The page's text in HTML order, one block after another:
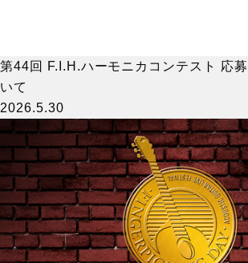
第44回 F.I.H.ハーモニカコンテスト 応
いて
2026.5.30